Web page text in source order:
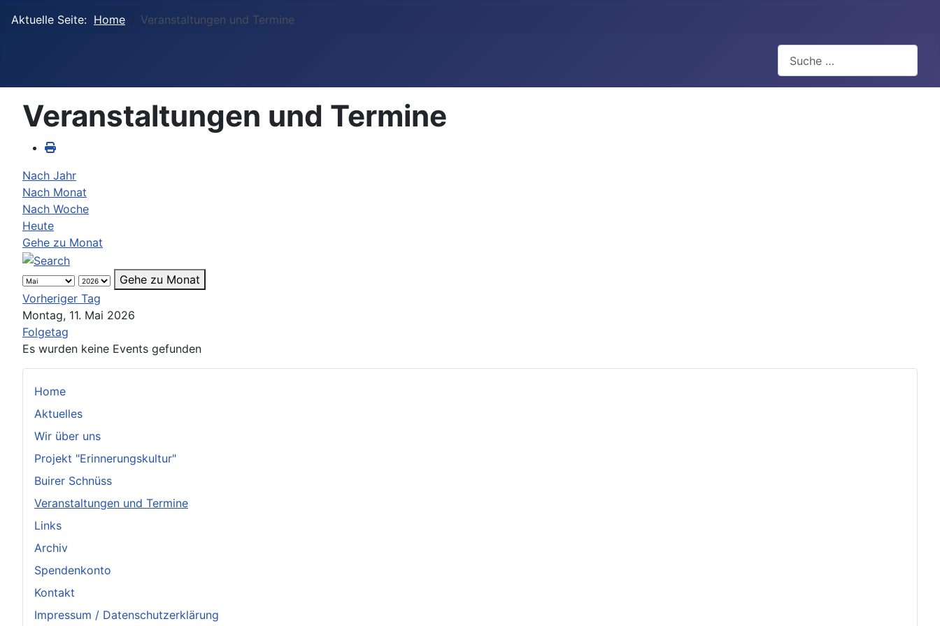
Aktuelle Seite: Home Veranstaltungen und Termine
Home
Aktuelles
Wir über uns
Projekt "Erinnerungskultur"
Buirer Schnüss
Veranstaltungen und Termine
Links
Archiv
Spendenkonto
Kontakt
Impressum / Datenschutzerklärung
Veranstaltungen und Termine
Nach Jahr
Nach Monat
Nach Woche
Heute
Gehe zu Monat
Gehe zu Monat
Vorheriger Tag
Montag, 11. Mai 2026
Folgetag
Es wurden keine Events gefunden